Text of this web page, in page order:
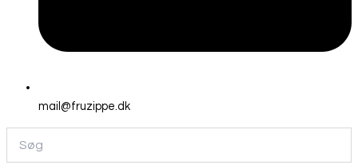
mail@fruzippe.dk